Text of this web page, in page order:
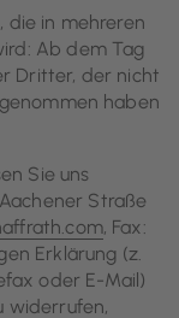
die in mehreren
Ab dem Tag
Dritter, der nicht
haben
Sie uns
Straße
, Fax:
Erklärung (z.
oder E-Mail)
widerrufen,